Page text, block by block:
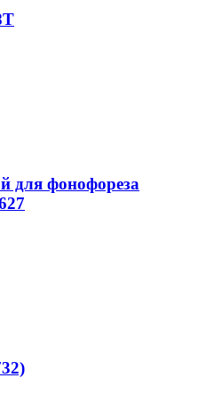
для фонофореза